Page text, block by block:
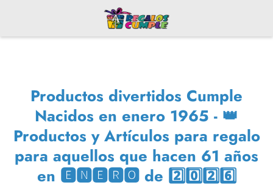
Productos divertidos Cumple
Nacidos en enero 1965 - 👑
Productos y Artículos para regalo
para aquellos que hacen 61 años
en 🅴🅽🅴🆁🅾 de 2️⃣0️⃣2️⃣6️⃣